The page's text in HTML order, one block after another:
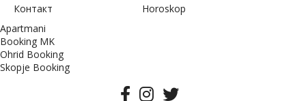
Контакт
Horoskop
Apartmani
Booking MK
Ohrid Booking
Skopje Booking